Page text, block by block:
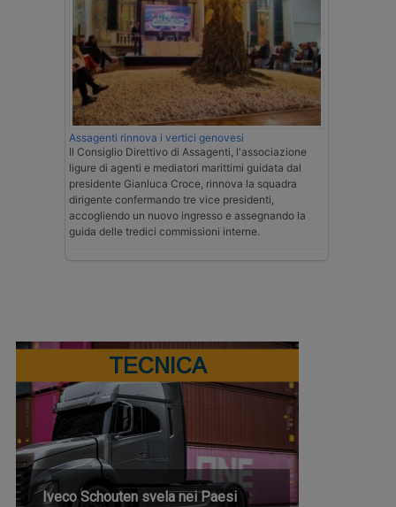
Assagenti rinnova i vertici genovesi
Il Consiglio Direttivo di Assagenti, l'associazione
ligure di agenti e mediatori marittimi guidata dal
presidente Gianluca Croce, rinnova la squadra
dirigente confermando tre vice presidenti,
accogliendo un nuovo ingresso e assegnando la
guida delle tredici commissioni interne.
TECNICA
Iveco Schouten svela nei Paesi